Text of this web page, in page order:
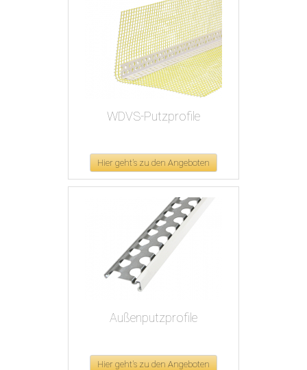
WDVS-Putzprofile
Hier geht's zu den Angeboten
Außenputzprofile
Hier geht's zu den Angeboten